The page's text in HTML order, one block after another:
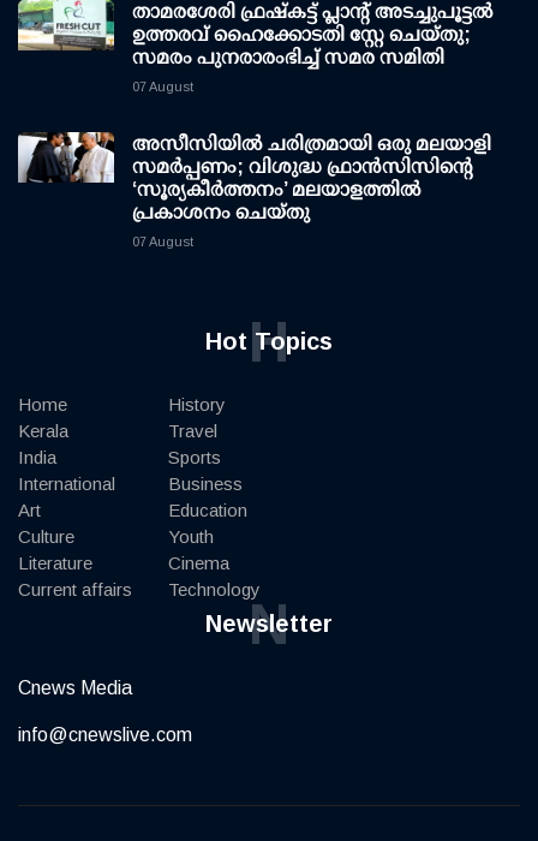
താമരശേരി ഫ്രഷ്കട്ട് പ്ലാന്റ് അടച്ചുപൂട്ടൽ
ഉത്തരവ് ഹൈക്കോടതി സ്റ്റേ ചെയ്തു;
സമരം പുനരാരംഭിച്ച് സമര സമിതി
07 August
അസീസിയിൽ ചരിത്രമായി ഒരു മലയാളി
സമർപ്പണം; വിശുദ്ധ ഫ്രാൻസിസിന്റെ
‘സൂര്യകീർത്തനം’ മലയാളത്തിൽ
പ്രകാശനം ചെയ്തു
07 August
Hot Topics
H
Home
Kerala
India
International
Art
Culture
Literature
Current affairs
History
Travel
Sports
Business
Education
Youth
Cinema
Technology
Newsletter
N
Cnews Media
info@cnewslive.com